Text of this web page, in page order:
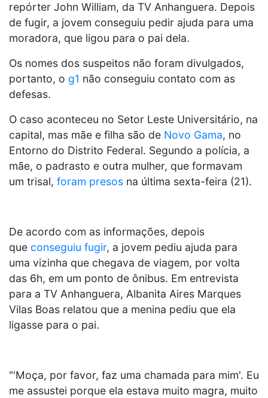
repórter John William, da TV Anhanguera. Depois
de fugir, a jovem conseguiu pedir ajuda para uma
moradora, que ligou para o pai dela.
Os nomes dos suspeitos não foram divulgados,
portanto, o g1 não conseguiu contato com as
defesas.
O caso aconteceu no Setor Leste Universitário, na
capital, mas mãe e filha são de Novo Gama, no
Entorno do Distrito Federal. Segundo a polícia, a
mãe, o padrasto e outra mulher, que formavam
um trisal, foram presos na última sexta-feira (21).
De acordo com as informações, depois
que conseguiu fugir, a jovem pediu ajuda para
uma vizinha que chegava de viagem, por volta
das 6h, em um ponto de ônibus. Em entrevista
para a TV Anhanguera, Albanita Aires Marques
Vilas Boas relatou que a menina pediu que ela
ligasse para o pai.
"'Moça, por favor, faz uma chamada para mim'. Eu
me assustei porque ela estava muito magra, muito